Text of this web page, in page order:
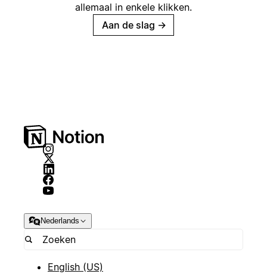
allemaal in enkele klikken.
Aan de slag →
Nederlands
English (US)